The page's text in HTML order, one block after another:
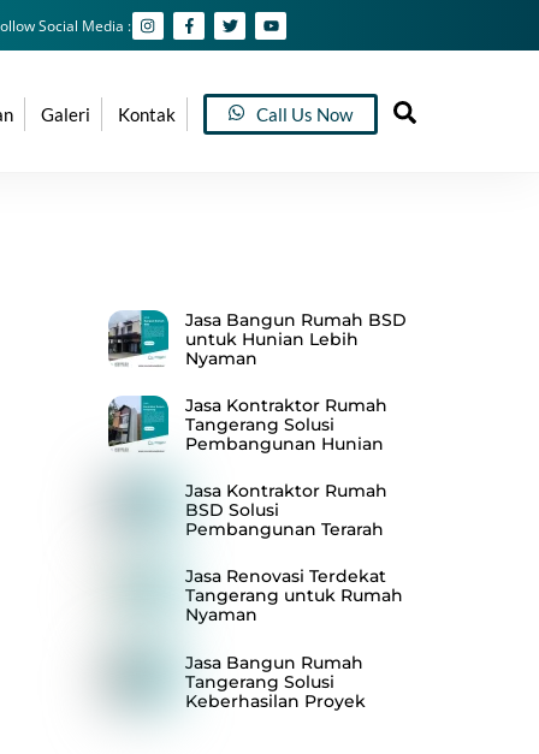
Social Media :
Galeri Kontak Call Us Now
Jasa Bangun Rumah BSD
untuk Hunian Lebih
Nyaman
Jasa Kontraktor Rumah
Tangerang Solusi
Pembangunan Hunian
Jasa Kontraktor Rumah
BSD Solusi
Pembangunan Terarah
Jasa Renovasi Terdekat
Tangerang untuk Rumah
Nyaman
Jasa Bangun Rumah
Tangerang Solusi
Keberhasilan Proyek